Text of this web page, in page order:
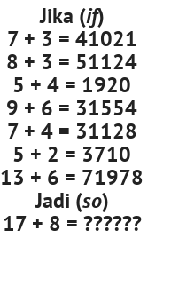
Jika (if)
7 + 3 = 41021
8 + 3 = 51124
5 + 4 = 1920
9 + 6 = 31554
7 + 4 = 31128
5 + 2 = 3710
13 + 6 = 71978
Jadi (so)
17 + 8 = ??????